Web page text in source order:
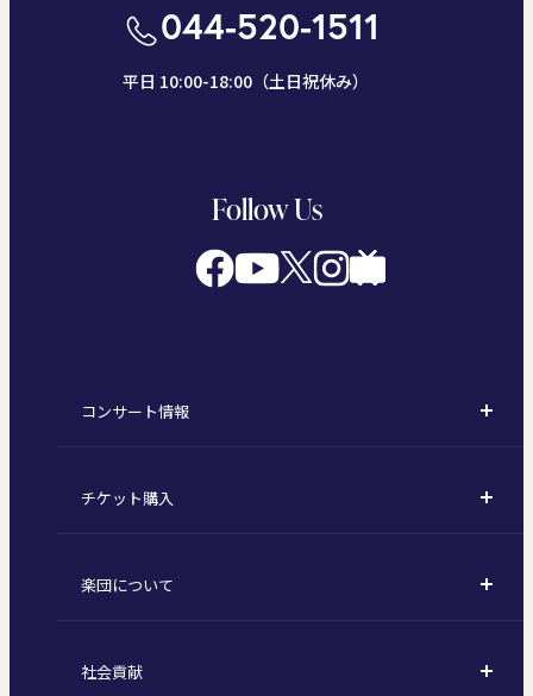
044-520-1511
平日 10:00-18:00（土日祝休み）
Follow Us
コンサート情報
定期演奏会
東京オペラシティシリーズ
特別演奏会など
チケット購入
定期会員券 / セット券
1回券
楽団について
東京交響楽団とは
社会貢献